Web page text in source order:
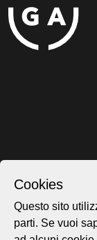
Cookies
Questo sito
parti. Se vuoi